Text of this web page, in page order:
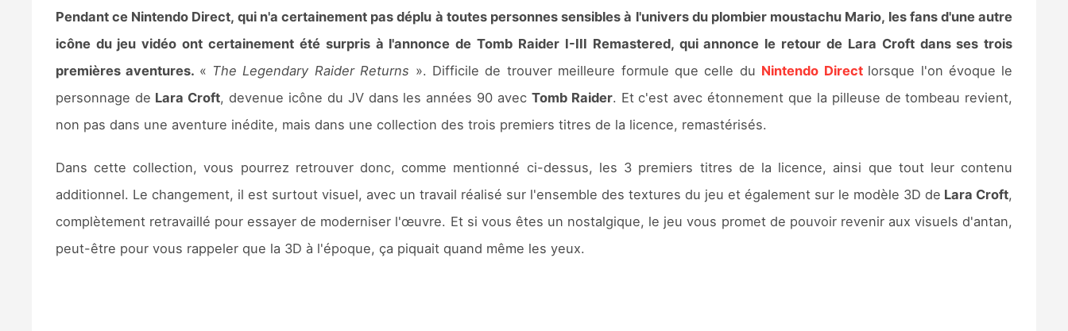
Pendant ce Nintendo Direct, qui n'a certainement pas déplu à toutes personnes sensibles à l'univers du plombier moustachu Mario, les fans d'une autre
icône du jeu vidéo ont certainement été surpris à l'annonce de Tomb Raider I-III Remastered, qui annonce le retour de Lara Croft dans ses trois
premières aventures. « The Legendary Raider Returns ». Difficile de trouver meilleure formule que celle du Nintendo Direct lorsque l'on évoque le
personnage de Lara Croft, devenue icône du JV dans les années 90 avec Tomb Raider. Et c'est avec étonnement que la pilleuse de tombeau revient,
non pas dans une aventure inédite, mais dans une collection des trois premiers titres de la licence, remastérisés.
Dans cette collection, vous pourrez retrouver donc, comme mentionné ci-dessus, les 3 premiers titres de la licence, ainsi que tout leur contenu
additionnel. Le changement, il est surtout visuel, avec un travail réalisé sur l'ensemble des textures du jeu et également sur le modèle 3D de Lara Croft,
complètement retravaillé pour essayer de moderniser l'œuvre. Et si vous êtes un nostalgique, le jeu vous promet de pouvoir revenir aux visuels d'antan,
peut-être pour vous rappeler que la 3D à l'époque, ça piquait quand même les yeux.